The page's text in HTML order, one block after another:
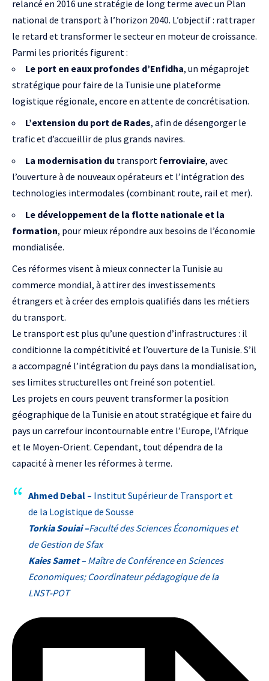
relancé en 2016 une stratégie de long terme avec un Plan
national de transport à l’horizon 2040. L’objectif : rattraper
le retard et transformer le secteur en moteur de croissance.
Parmi les priorités figurent :
Le port en eaux profondes d’Enfidha, un mégaprojet
stratégique pour faire de la Tunisie une plateforme
logistique régionale, encore en attente de concrétisation.
L’extension du port de Rades, afin de désengorger le
trafic et d’accueillir de plus grands navires.
La modernisation du transport ferroviaire, avec
l’ouverture à de nouveaux opérateurs et l’intégration des
technologies intermodales (combinant route, rail et mer).
Le développement de la flotte nationale et la
formation, pour mieux répondre aux besoins de l’économie
mondialisée.
Ces réformes visent à mieux connecter la Tunisie au
commerce mondial, à attirer des investissements
étrangers et à créer des emplois qualifiés dans les métiers
du transport.
Le transport est plus qu’une question d’infrastructures : il
conditionne la compétitivité et l’ouverture de la Tunisie. S’il
a accompagné l’intégration du pays dans la mondialisation,
ses limites structurelles ont freiné son potentiel.
Les projets en cours peuvent transformer la position
géographique de la Tunisie en atout stratégique et faire du
pays un carrefour incontournable entre l’Europe, l’Afrique
et le Moyen-Orient. Cependant, tout dépendra de la
capacité à mener les réformes à terme.
Ahmed Debal – Institut Supérieur de Transport et
de la Logistique de Sousse
Torkia Souiai –Faculté des Sciences Économiques et
de Gestion de Sfax
Kaies Samet – Maître de Conférence en Sciences
Economiques; Coordinateur pédagogique de la
LNST-POT